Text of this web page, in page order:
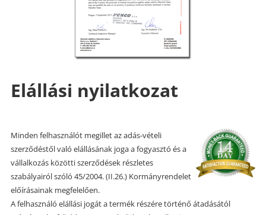
Elállási nyilatkozat
Minden felhasználót megillet az adás-vételi
szerződéstől való elállásának joga a fogyasztó és a
vállalkozás közötti szerződések részletes
szabályairól szóló 45/2004. (II.26.) Kormányrendelet
előírásainak megfelelően.
A felhasználó elállási jogát a termék részére történő átadásától